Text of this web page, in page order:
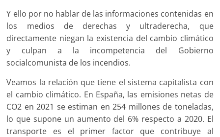
Y ello por no hablar de las informaciones contenidas en
los medios de derechas y ultraderecha, que
directamente niegan la existencia del cambio climático
y culpan a la incompetencia del Gobierno
socialcomunista de los incendios.
Veamos la relación que tiene el sistema capitalista con
el cambio climático. En España, las emisiones netas de
CO2 en 2021 se estiman en 254 millones de toneladas,
lo que supone un aumento del 6% respecto a 2020. El
transporte es el primer factor que contribuye al